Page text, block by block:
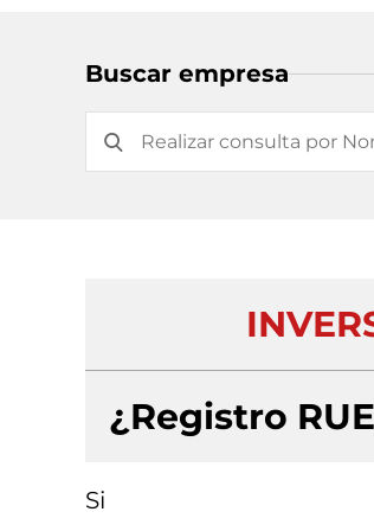
Buscar empresa
¿Registro
Si